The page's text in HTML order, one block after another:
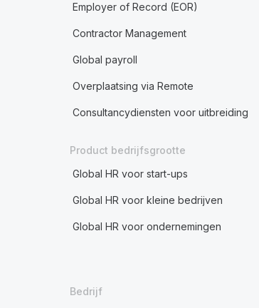
Employer of Record (EOR)
Contractor Management
Global payroll
Overplaatsing via Remote
Consultancydiensten voor uitbreiding
Product bedrijfsgrootte
Global HR voor start-ups
Global HR voor kleine bedrijven
Global HR voor ondernemingen
Bedrijf